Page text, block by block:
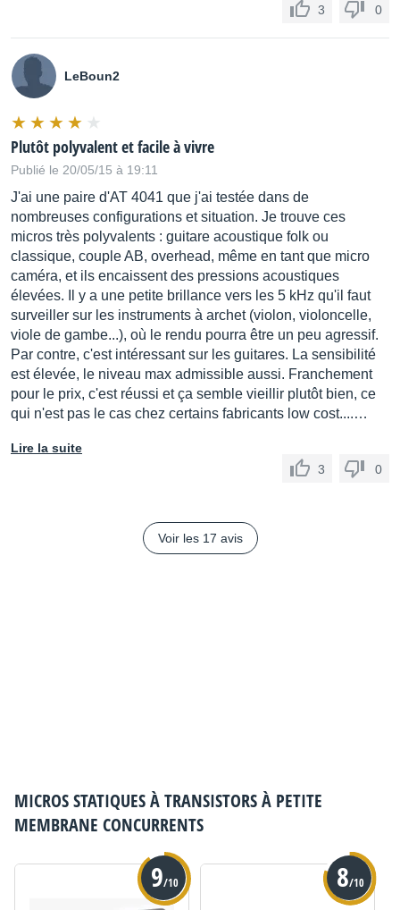
3 0
LeBoun2
Plutôt polyvalent et facile à vivre
Publié le 20/05/15 à 19:11
J'ai une paire d'AT 4041 que j'ai testée dans de
nombreuses configurations et situation. Je trouve ces
micros très polyvalents : guitare acoustique folk ou
classique, couple AB, overhead, même en tant que micro
caméra, et ils encaissent des pressions acoustiques
élevées. Il y a une petite brillance vers les 5 kHz qu'il faut
surveiller sur les instruments à archet (violon, violoncelle,
viole de gambe...), où le rendu pourra être un peu agressif.
Par contre, c'est intéressant sur les guitares. La sensibilité
est élevée, le niveau max admissible aussi. Franchement
pour le prix, c'est réussi et ça semble vieillir plutôt bien, ce
qui n'est pas le cas chez certains fabricants low cost....…
Lire la suite
3
0
Voir les 17 avis
MICROS STATIQUES À TRANSISTORS À PETITE
MEMBRANE CONCURRENTS
9/10 8/10